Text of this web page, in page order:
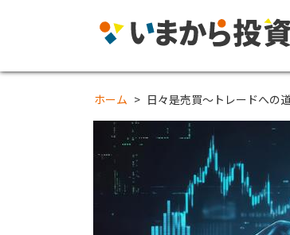
ホーム 日々是売買～トレードへの